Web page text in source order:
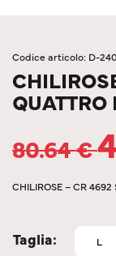
Codice articolo: D-
QUATTRO
80.64€
CHILIROSE – CR 4692
Taglia L